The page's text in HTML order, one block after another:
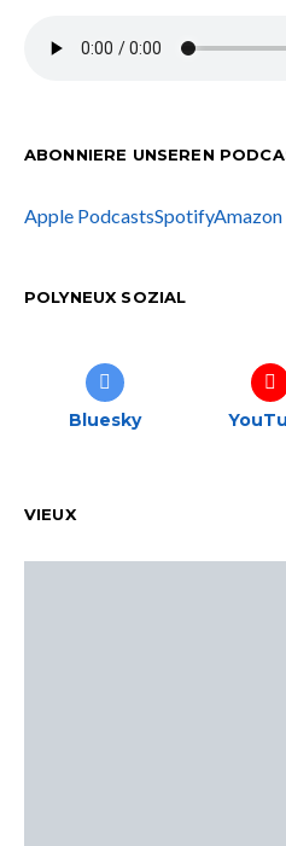
ABONNIERE UNSEREN
Apple PodcastsSpotify
POLYNEUX SOZIAL
Bluesky
VIEUX